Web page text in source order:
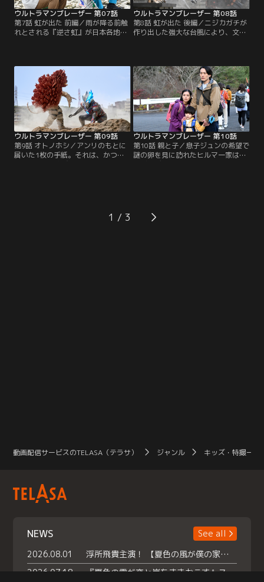
ウルトラマンブレーザー 第07話
第7話 虹が出た 前編／雨が降る前触
れとされる『逆さ虹』が日本各地で
で横峯から、ときに恵みの雨をもた
らし、ときに荒神となりすべてを奪
い去るという神のような存在、ニジ
カガチについて語られる。その時、
ゲントのもとに巨大怪獣現出の知ら
せが届く。
ウルトラマンブレーザー 第08話
第8話 虹が出た 後編／ニジカガチが
作り出した強大な台風により、文明
を決めるゲント。そして、今回の首
謀者である横峯のもとへは、彼を心
から尊敬していたテルアキが説得に
向かう。
ウルトラマンブレーザー 第09話
第9話 オトノホシ／アンリのもとに
届いた1枚の手紙。それは、かつて
謎の音波により行動をコントロール
されていると気づいたアンリは、そ
ウルトラマンブレーザー 第10話
第10話 親と子／息子ジュンの希望で
謎の卵を見に訪れたヒルマ一家は、
ベビーデマーガ誕生の瞬間に遭遇す
守るデマーガを複雑な心境で見つめ
るゲントの左腕に突如ブレーザーブ
1
動画配信サービスのTELASA（テラサ） ジャンル キッズ・特撮一覧
NEWS
See all
2026.08.01
浮所飛貴主演！ 【夏色の風が僕の家にやってきた】 本日よりテラサで独占配信スタート！
2026.07.18
『夏色の雲が恋と嵐をまきおこす』スペシャルメイキング 【Part1】2026年７月18日（土）23時30分～配信スタート！話題のシーンの裏側を大公開！豪華キャスト大集合！ 『武宮家 真夏の家族会議』開催！